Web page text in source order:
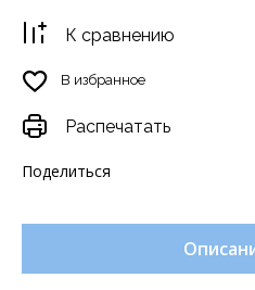
К сравнению
В избранное
Поделиться
Распечатать